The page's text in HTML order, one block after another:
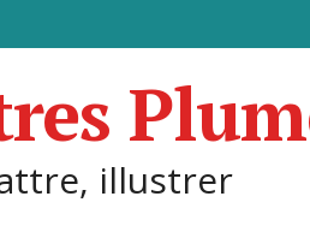
illustrer